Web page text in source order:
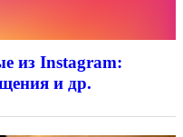
из Instagram:
и др.